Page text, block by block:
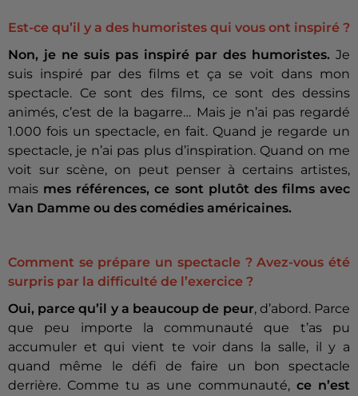
Est-ce qu’il y a des humoristes qui vous ont inspiré ?
Non, je ne suis pas inspiré par des humoristes. Je
suis inspiré par des films et ça se voit dans mon
spectacle. Ce sont des films, ce sont des dessins
animés, c’est de la bagarre… Mais je n’ai pas regardé
1.000 fois un spectacle, en fait. Quand je regarde un
spectacle, je n’ai pas plus d’inspiration. Quand on me
voit sur scène, on peut penser à certains artistes,
mais mes références, ce sont plutôt des films avec
Van Damme ou des comédies américaines.
Comment se prépare un spectacle ? Avez-vous été
surpris par la difficulté de l’exercice ?
Oui, parce qu’il y a beaucoup de peur, d’abord. Parce
que peu importe la communauté que t’as pu
accumuler et qui vient te voir dans la salle, il y a
quand même le défi de faire un bon spectacle
derrière. Comme tu as une communauté, ce n’est